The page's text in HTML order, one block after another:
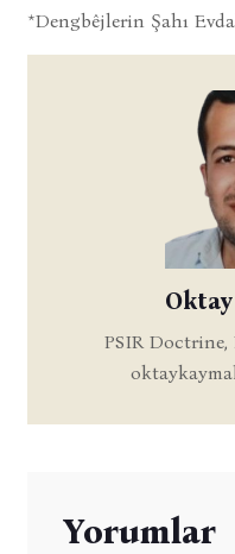
*Dengbêjlerin Şahı
PSIR
Yorumlar